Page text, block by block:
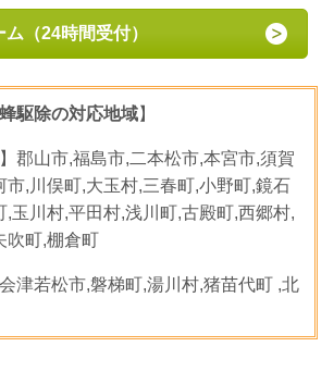
（24時間受付）
駆除の対応地域】
郡山市,福島市,二本松市,本宮市,須賀
市,川俣町,大玉村,三春町,小野町,鏡石
,玉川村,平田村,浅川町,古殿町,西郷村,
吹町,棚倉町
津若松市,磐梯町,湯川村,猪苗代町 ,北